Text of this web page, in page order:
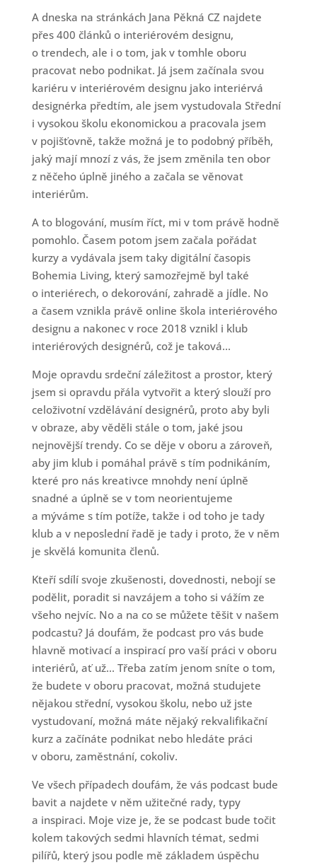
A dneska na stránkách Jana Pěkná CZ najdete
přes 400 článků o interiérovém designu,
o trendech, ale i o tom, jak v tomhle oboru
pracovat nebo podnikat. Já jsem začínala svou
kariéru v interiérovém designu jako interiérvá
designérka předtím, ale jsem vystudovala Střední
i vysokou školu ekonomickou a pracovala jsem
v pojišťovně, takže možná je to podobný příběh,
jaký mají mnozí z vás, že jsem změnila ten obor
z něčeho úplně jiného a začala se věnovat
interiérům.
A to blogování, musím říct, mi v tom právě hodně
pomohlo. Časem potom jsem začala pořádat
kurzy a vydávala jsem taky digitální časopis
Bohemia Living, který samozřejmě byl také
o interiérech, o dekorování, zahradě a jídle. No
a časem vznikla právě online škola interiérového
designu a nakonec v roce 2018 vznikl i klub
interiérových designérů, což je taková...
Moje opravdu srdeční záležitost a prostor, který
jsem si opravdu přála vytvořit a který slouží pro
celoživotní vzdělávání designérů, proto aby byli
v obraze, aby věděli stále o tom, jaké jsou
nejnovější trendy. Co se děje v oboru a zároveň,
aby jim klub i pomáhal právě s tím podnikáním,
které pro nás kreativce mnohdy není úplně
snadné a úplně se v tom neorientujeme
a mýváme s tím potíže, takže i od toho je tady
klub a v neposlední řadě je tady i proto, že v něm
je skvělá komunita členů.
Kteří sdílí svoje zkušenosti, dovednosti, nebojí se
podělit, poradit si navzájem a toho si vážím ze
všeho nejvíc. No a na co se můžete těšit v našem
podcastu? Já doufám, že podcast pro vás bude
hlavně motivací a inspirací pro vaší práci v oboru
interiérů, ať už... Třeba zatím jenom sníte o tom,
že budete v oboru pracovat, možná studujete
nějakou střední, vysokou školu, nebo už jste
vystudovaní, možná máte nějaký rekvalifikační
kurz a začínáte podnikat nebo hledáte práci
v oboru, zaměstnání, cokoliv.
Ve všech případech doufám, že vás podcast bude
bavit a najdete v něm užitečné rady, typy
a inspiraci. Moje vize je, že se podcast bude točit
kolem takových sedmi hlavních témat, sedmi
pilířů, který jsou podle mě základem úspěchu